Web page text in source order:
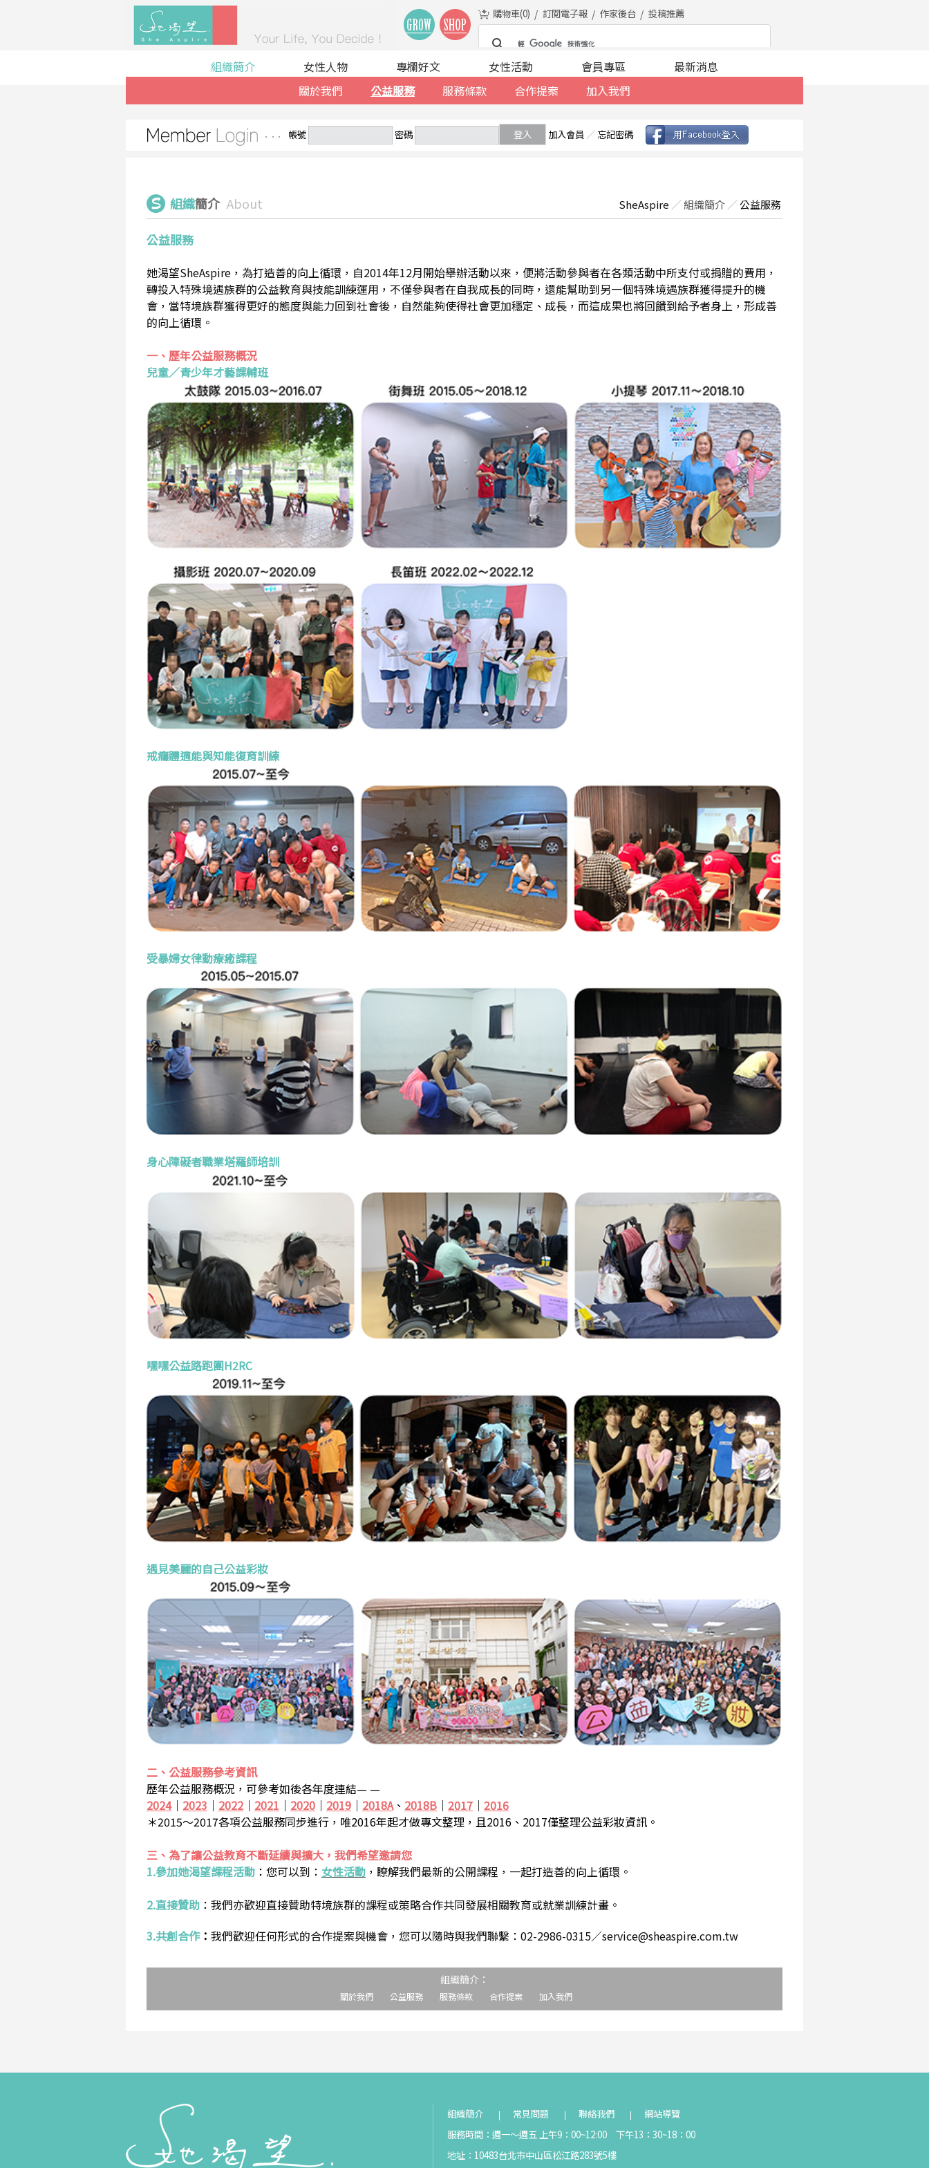
購物車(0) 訂閱電子報 作家後台 投稿推薦
組織簡介
關於我們
公益服務 服務條款 合作提案 加入我們
女性人物 專欄好文 女性活動 會員專區 最新消息
帳號 密碼 登入 加入會員 ／ 忘記密碼
組織簡介 About SheAspire ／組織簡介 ／公益服務
公益服務
她渴望SheAspire，為打造善的向上循環，自2014年12月開始舉辦活動以來，便將活動參與者在各類活動中所支付或捐贈的費用，
轉投入特殊境遇族群的公益教育與技能訓練運用，不僅參與者在自我成長的同時，還能幫助到另一個特殊境遇族群獲得提升的機
會，當特境族群獲得更好的態度與能力回到社會後，自然能夠使得社會更加穩定、成長，而這成果也將回饋到給予者身上，形成善
的向上循環。
一、歷年公益服務概況
兒童／青少年才藝課輔班
戒癮體適能與知能復育訓練
受暴婦女律動療癒課程
身心障礙者職業塔羅師培訓
嘿嘿公益路跑團H2RC
遇見美麗的自己公益彩妝
二、公益服務參考資訊
歷年公益服務概況，可參考如後各年度連結— —
2024｜ 2023 ｜ 2022 ｜ 2021 ｜ 2020 ｜ 2019 ｜ 2018A、 2018B ｜ 2017 ｜ 2016
＊2015～2017各項公益服務同步進行，唯2016年起才做專文整理，且2016、2017僅整理公益彩妝資訊。
三、為了讓公益教育不斷延續與擴大，我們希望邀請您
1.參加她渴望課程活動 ： 您可以到： 女性活動 ，瞭解我們最新的公開課程，一起打造善的向上循環。
2.直接贊助 ： 我們亦歡迎直接贊助特境族群的課程或策略合作共同發展相關教育或就業訓練計畫。
3.共創合作： 我們歡迎任何形式的合作提案與機會，您可以隨時與我們聯繫：02-2986-0315／service@sheaspire.com.tw
組織簡介：
關於我們 公益服務 服務條款 合作提案 加入我們
組織簡介 常見問題 聯絡我們
網站導覽
服務時間：週一～週五 上午9：00~12:00 下午13：30~18：00
地址：10483台北市中山區松江路283號5樓